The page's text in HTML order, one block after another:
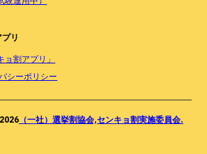
リ
割アプリ」
シーポリシー
2026 （一社）選挙割協会,センキョ割実施委員会.